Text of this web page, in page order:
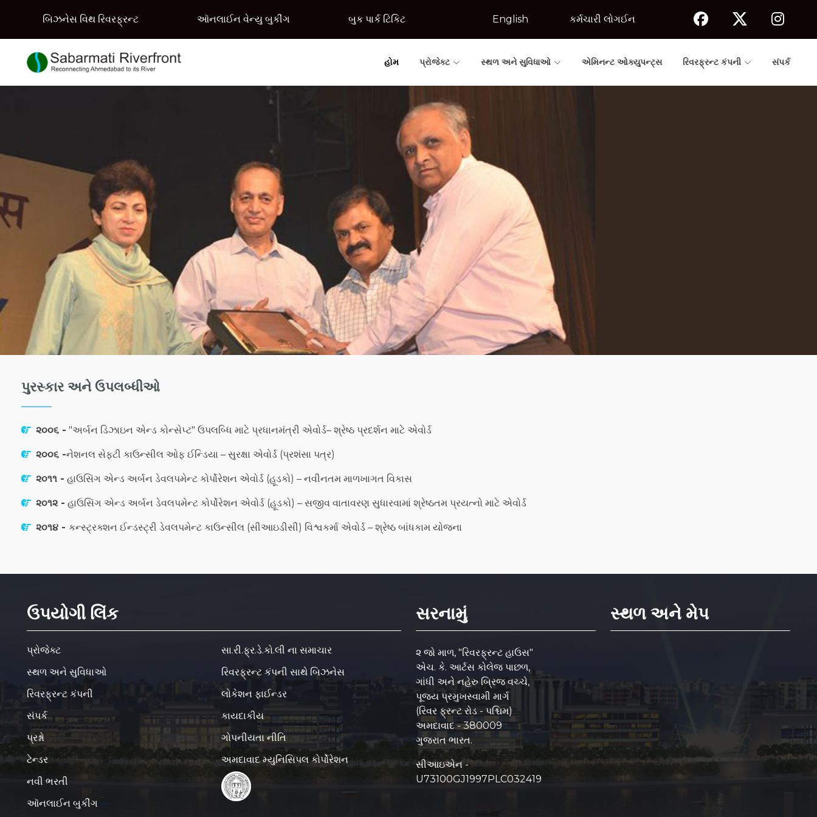
બિઝનેસ વિથ રિવરફ્રન્ટ ઑનલાઈન વેન્યુ બુકીંગ બુક પાર્ક ટિકિટ English કર્મચારી લોગઈન
હોમ પ્રોજેક્ટ સ્થળ અને સુવિધાઓ એમિનન્ટ ઓક્યુપન્ટ્સ રિવરફ્રન્ટ કંપની સંપર્ક
પુરસ્કાર અને ઉપલબ્ધીઓ
૨૦૦૬ - "અર્બન ડિઝાઇન એન્ડ કોન્સેપ્ટ" ઉપલબ્ધિ માટે પ્રધાનમંત્રી એવોર્ડ– શ્રેષ્ઠ પ્રદર્શન માટે એવોર્ડ
૨૦૦૬ -નેશનલ સેફ્ટી કાઉન્સીલ ઓફ ઈન્ડિયા – સુરક્ષા એવોર્ડ (પ્રશંસા પત્ર)
૨૦૧૧ - હાઉસિંગ એન્ડ અર્બન ડેવલપમેન્ટ કોર્પોરેશન એવોર્ડ (હૂડકો) – નવીનતમ માળખાગત વિકાસ
૨૦૧૨ - હાઉસિંગ એન્ડ અર્બન ડેવલપમેન્ટ કોર્પોરેશન એવોર્ડ (હૂડકો) – સજીવ વાતાવરણ સુધારવામાં શ્રેષ્ઠતમ પ્રયત્નો માટે એવોર્ડ
૨૦૧૪ - કન્સ્ટ્રક્શન ઈન્ડસ્ટ્રી ડેવલપમેન્ટ કાઉન્સીલ (સીઆઇડીસી) વિશ્વકર્મા એવોર્ડ – શ્રેષ્ઠ બાંધકામ યોજના
ઉપયોગી લિંક
પ્રોજેક્ટ
સ્થળ અને સુવિધાઓ
રિવરફ્રન્ટ કંપની
સંપર્ક
પ્રશ્નો
ટેન્ડર
નવી ભરતી
ઑનલાઈન બુકીંગ
સા.રી.ફ્ર.ડે.કો.લી ના સમાચાર
રિવરફ્રન્ટ કંપની સાથે બિઝનેસ
લોકેશન ફાઈન્ડર
કાયદાકીય
ગોપનીયતા નીતિ
અમદાવાદ મ્યુનિસિપલ કોર્પોરેશન
સરનામું
૨ જો માળ, "રિવરફ્રન્ટ હાઉસ"
એચ. કે. આર્ટસ કોલેજ પાછળ,
ગાંધી અને નહેરુ બ્રિજ વચ્ચે,
પૂજ્ય પ્રમુખસ્વામી માર્ગ
(રિવર ફ્રન્ટ રોડ - પશ્ચિમ)
અમદાવાદ - 380009
ગુજરાત ભારત.
સીઆઇએન -
U73100GJ1997PLC032419
સ્થળ અને મેપ